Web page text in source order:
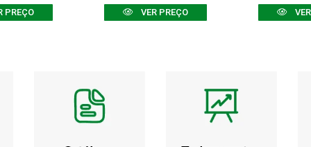
PREÇO VER PREÇO